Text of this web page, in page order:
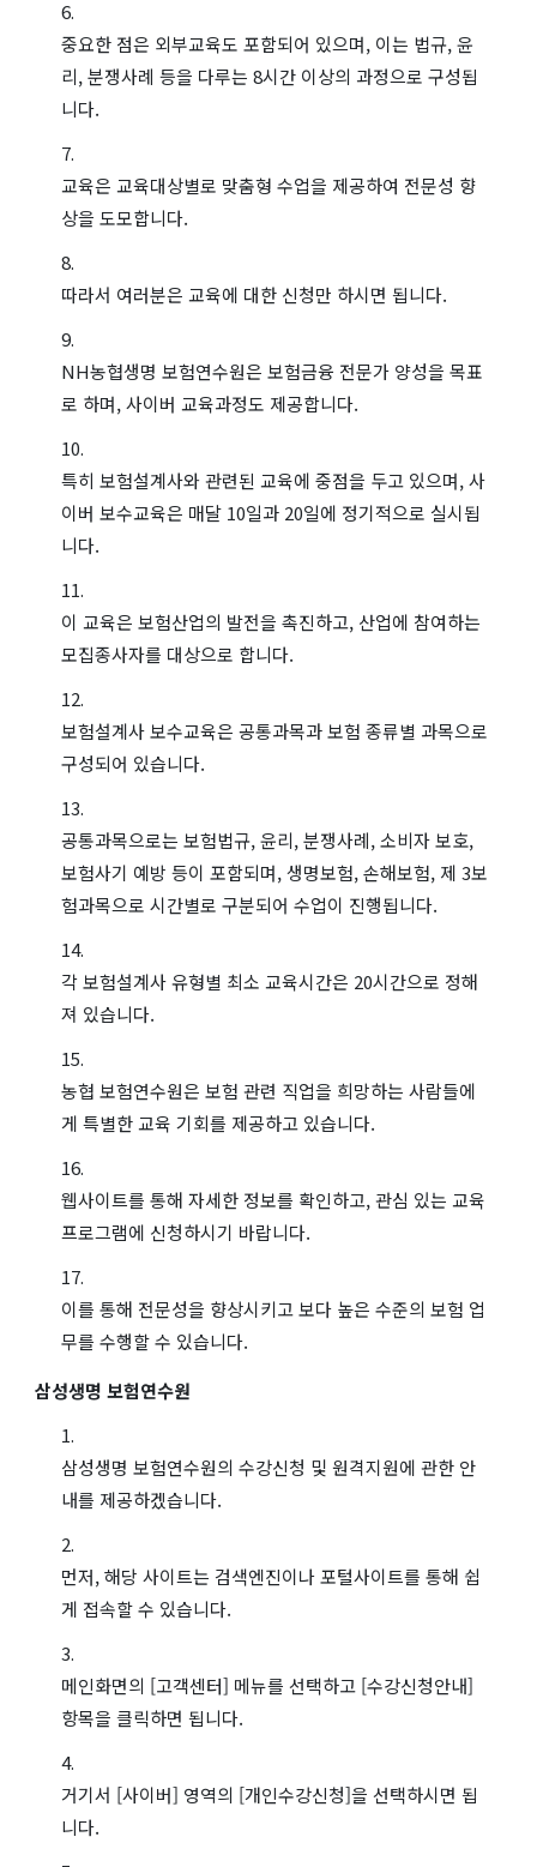
중요한 점은 외부교육도 포함되어 있으며, 이는 법규, 윤
리, 분쟁사례 등을 다루는 8시간 이상의 과정으로 구성됩
니다.
교육은 교육대상별로 맞춤형 수업을 제공하여 전문성 향
상을 도모합니다.
따라서 여러분은 교육에 대한 신청만 하시면 됩니다.
NH농협생명 보험연수원은 보험금융 전문가 양성을 목표
로 하며, 사이버 교육과정도 제공합니다.
특히 보험설계사와 관련된 교육에 중점을 두고 있으며, 사
이버 보수교육은 매달 10일과 20일에 정기적으로 실시됩
니다.
이 교육은 보험산업의 발전을 촉진하고, 산업에 참여하는
모집종사자를 대상으로 합니다.
보험설계사 보수교육은 공통과목과 보험 종류별 과목으로
구성되어 있습니다.
공통과목으로는 보험법규, 윤리, 분쟁사례, 소비자 보호,
보험사기 예방 등이 포함되며, 생명보험, 손해보험, 제 3보
험과목으로 시간별로 구분되어 수업이 진행됩니다.
각 보험설계사 유형별 최소 교육시간은 20시간으로 정해
져 있습니다.
농협 보험연수원은 보험 관련 직업을 희망하는 사람들에
게 특별한 교육 기회를 제공하고 있습니다.
웹사이트를 통해 자세한 정보를 확인하고, 관심 있는 교육
프로그램에 신청하시기 바랍니다.
이를 통해 전문성을 향상시키고 보다 높은 수준의 보험 업
무를 수행할 수 있습니다.
삼성생명 보험연수원
삼성생명 보험연수원의 수강신청 및 원격지원에 관한 안
내를 제공하겠습니다.
먼저, 해당 사이트는 검색엔진이나 포털사이트를 통해 쉽
게 접속할 수 있습니다.
메인화면의 [고객센터] 메뉴를 선택하고 [수강신청안내]
항목을 클릭하면 됩니다.
거기서 [사이버] 영역의 [개인수강신청]을 선택하시면 됩
니다.